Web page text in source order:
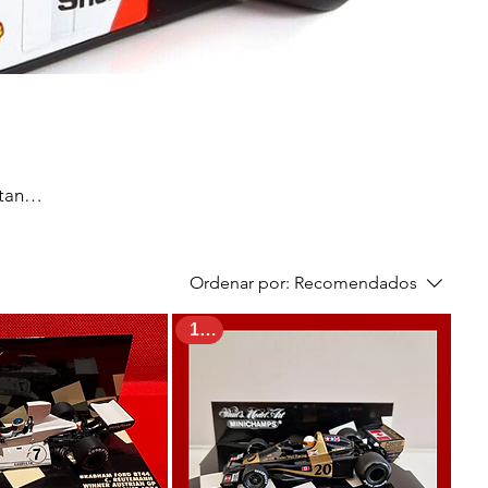
Ordenar por: Recomendados
1:43